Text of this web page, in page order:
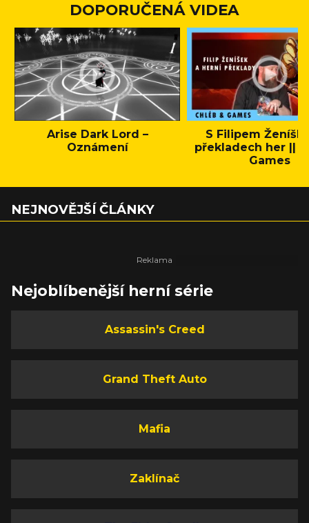
DOPORUČENÁ VIDEA
Arise Dark Lord –
Oznámení
S Filipem
překladech her ||
Games
NEJNOVĚJŠÍ ČLÁNKY
Nejoblíbenější herní série
Assassin's Creed
Grand Theft Auto
Mafia
Zaklínač